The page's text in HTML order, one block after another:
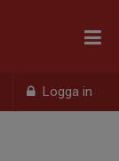
Logga in